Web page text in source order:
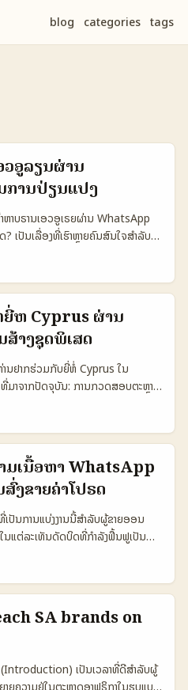
blog categories tags
ອູລຽນຜ່ານ
ການປ່ຽນແປງ
ຫາບຣານເອວອູເຣຍຜ່ານ WhatsApp
ເປັນເລື່ອງທີ່ເຮົາຫຼາຍຄົນສົນໃຈສຳລັບຜູ້
ຕາມຕ່າງປະເທດ: ບຣານໃນເອວອູເຣຍມີ
ເນື່ອງຈາກມັນເປັນແອັບທີ່
ານຊ່ອງທຸລະກິດເລັກ — ຊັ່ນເຊັ່ນຂໍ້ຍ້ອນ
ເກີນ 90% ລູກຄ້າໃຊ້ WhatsApp
Comercio). ນັ້ນແມ່ນສະແດງໃຫ້ເຫັນ
ສາມາດເຮັດໃຫ້ເກີດການປ່ຽນໄດ້ —
ດວກ. ນີ້ແມ່ນຄໍາແນະນໍາສະເປັດເປັນ
ບຣານເອວອູເຣຍ (Ecuador) ໂດຍໃຊ້
ຜ່ານ CTA ທີ່ຊັດແຈ້ງ. 📊 ຕາຕະລາງ
ການປ່ຽນ ແລະຄ່າສະເພາະ 🧩
350.000 📈 Conversion
Time 2h 48h 24h 💬
40% ຕາຕະລາງແສງໃຫ້ເຫັນວ່າ
ທີ່ສູງສຳລັບຕະຫຼາດໃນແອວ
ດ CTA ທີ່ເຊື່ອມຕໍ່ກັບຄ່າທີ່ລູກຄ້າ
ຍີ່ຫໍ່ Cyprus ຜ່ານ
າງຊຸດພິເສດ
ານຢາກຮ່ວມກັບຍີ່ຫໍ່ Cyprus ໃນ
ມາຈາກປັດຈຸບັນ: ການກວດສອບຕະຫຼາດ
ນຕັ້ງໃຈຫຼັກ — ແຕ່ວັດຖຸຈິງຂອງຜູ້ຄົນທີ່
ທຳໃຫ້ຍີ່ຫໍ່ຍອມຮັບທີ່ຈະຮ່ວມມື. ບົດນີ້ຈະ
ເປັນຂັ້ນ — ວິທີຄົ້ນຫາຍີ່ຫໍ່ທີ່ເໝາະ, ການ
ຮັບຂໍ້ສຳຄັນ, ແລະໂຄງສ້າງຊຸດທີ່ມີຄ່າສູງ
ນື້ອຫາທີ່ມີຢ່າງອອກປະຈຸບັນ. 📊
ດເຄື່ອນໄຫວຂອງຂໍ້ສົນທະນາ
ຽງກັບ WhatsApp) 🧩 Metric
👥 Monthly Active
📈 Response Rate 18% 25%
12h 💬 Conversation
ມີຈຸດແຈ້ງສໍາຄັນ: ຕອບແທນໄວ ແລະ
ມີ Response Rate ສູງສໍາລັບ
ການໃຊ້ທັງສອງເພື່ອການປະກອບດ້ວຍ
ມເນື້ອຫາ WhatsApp
ງຂາຍຄ່າໂປຣດ
ປັນການແບ່ງງານນີ້ສໍາລັບຜູ້ຂາຍອອນ
ນແຕ່ລະເທັນດັດບິດທີ່ກຳລັງຟື້ນຟູເປັນ
ນທາງອິນເຕີນາຊັນເຊິ່ງມີຟ່າຮອບສືບ
ທດທີ່ມີທັກສະຫຼາດທາງວັດທະນະທຳ,
ຢ່າງ: ວິດີໂອຂອງ Drew Binsky ແລະ
ທົ່ວໂລກ) — ນີ້ແມ່ນໂອກາດສຳລັບທ່ານຜູ້
ນ creators ຈາກ Tunisia ໂດຍໃຊ້
ຖິ່ນ. ປັນຫາທີ່ເຈົ້າຈະພົບ: ຈັດຫາຜູ້ສ້າງທີ່
engagement ທີ່ດີແລະຈັດການ
SA brands on
ເປັນເວລາທີ່ດີສໍາລັບຜູ້